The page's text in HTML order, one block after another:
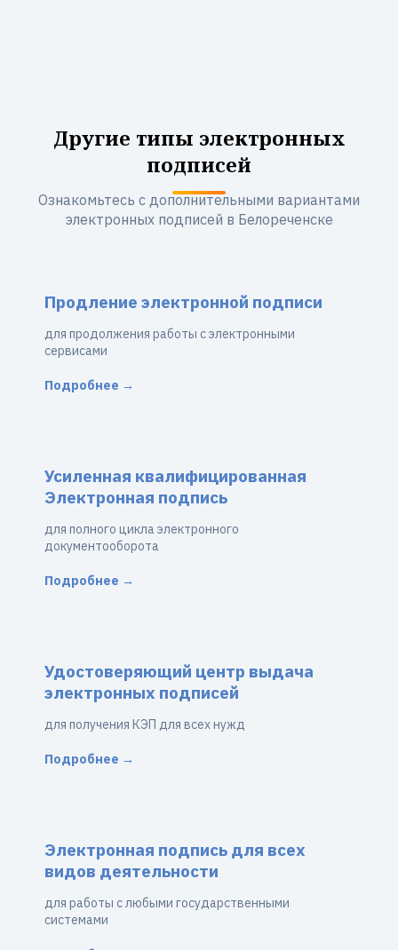
Другие типы электронных
подписей
Ознакомьтесь с дополнительными вариантами
электронных подписей в Белореченске
Продление электронной подписи
для продолжения работы с электронными
сервисами
Подробнее →
Усиленная квалифицированная
Электронная подпись
для полного цикла электронного
документооборота
Подробнее →
Удостоверяющий центр выдача
электронных подписей
для получения КЭП для всех нужд
Подробнее →
Электронная подпись для всех
видов деятельности
для работы с любыми государственными
системами